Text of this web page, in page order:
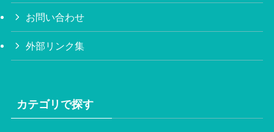
お問い合わせ
外部リンク集
カテゴリで探す